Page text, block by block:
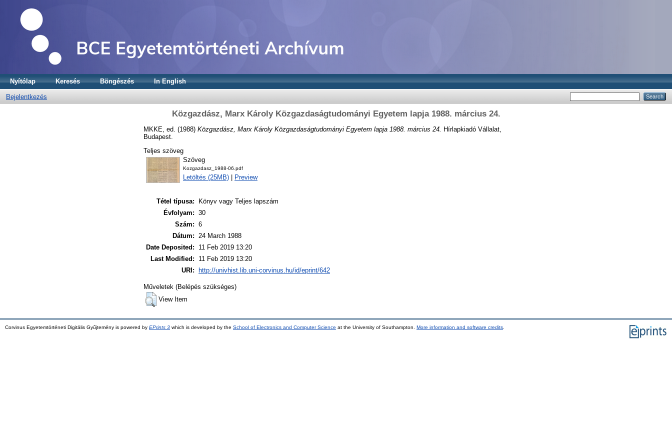
Nyítólap Keresés Böngészés In English
Bejelentkezés
Közgazdász, Marx Károly Közgazdaságtudományi Egyetem lapja 1988. március 24.
MKKE , ed. (1988) Közgazdász, Marx Károly Közgazdaságtudományi Egyetem lapja 1988. március 24.
Hírlapkiadó Vállalat,
Budapest.
Teljes szöveg
Szöveg
Kozgazdasz_1988-06.pdf
Letöltés (25MB) | Preview
Tétel típusa:
Könyv vagy Teljes lapszám
Évfolyam: 30
Szám: 6
Dátum: 24 March 1988
Date Deposited:
11 Feb 2019 13:20
Last Modified:
11 Feb 2019 13:20
URI:
http://univhist.lib.uni-corvinus.hu/id/eprint/642
Műveletek (Belépés szükséges)
View Item
Corvinus Egyetemtörténeti Digitális Gyűjtemény is powered by EPrints 3 which is developed by the School of Electronics and Computer Science at the University of Southampton. More information and software credits